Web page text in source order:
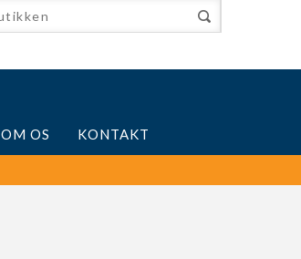
OM OS KONTAKT